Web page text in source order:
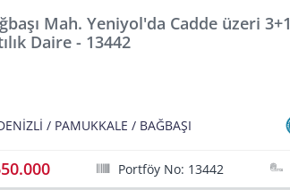
Mah. Yeniyol'da Cadde üzeri 3+1
Daire - 13442
/ PAMUKKALE / BAĞBAŞI
Portföy No: 13442